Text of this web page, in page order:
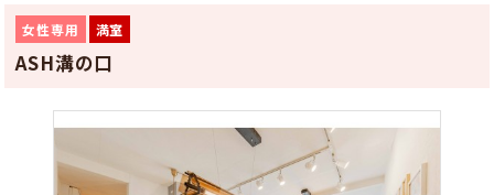
女性専用 満室
ASH溝の口